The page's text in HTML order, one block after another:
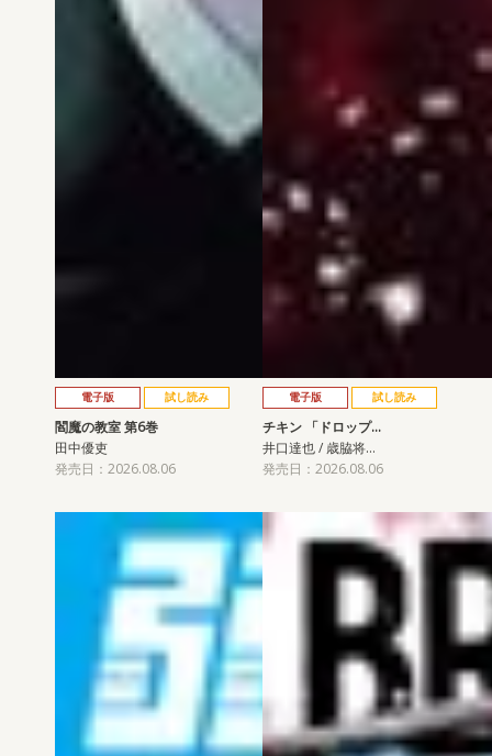
電子版 試し読み
閻魔の教室 第6巻
田中優吏
発売日：2026.08.06
電子版 試し読み
チキン 「ドロップ…
井口達也 / 歳脇将…
発売日：2026.08.06